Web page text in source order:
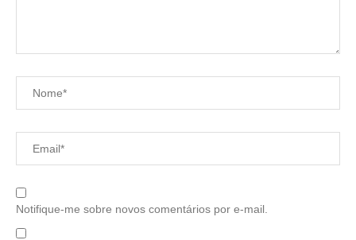
Notifique-me sobre novos comentários por e-mail.